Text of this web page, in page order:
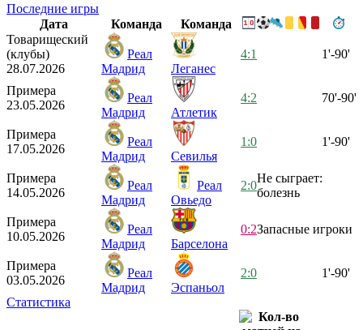
Последние игры
Дата
Команда
Команда
Товарищеский
(клубы)
28.07.2026
Реал
Мадрид
Леганес
4:1 1'-90'
Примера
23.05.2026
Реал
Мадрид
Атлетик
4:2 70'-90'
Примера
17.05.2026
Реал
Мадрид
Севилья
1:0 1'-90'
Примера
14.05.2026
Реал
Мадрид
Реал
Овьедо
2:0
Не сыграет:
болезнь
Примера
10.05.2026
Реал
Мадрид
Барселона
0:2Запасные игроки
Примера
03.05.2026
Реал
Мадрид
Эспаньол
2:0 1'-90'
Статистика